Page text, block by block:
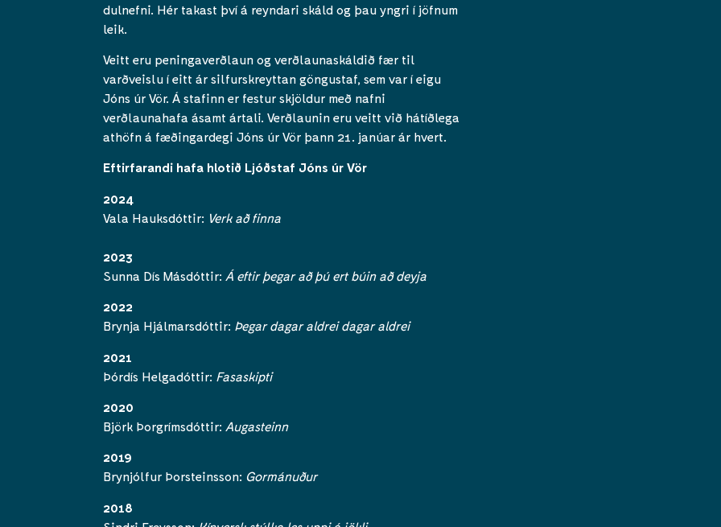
dulnefni. Hér takast því á reyndari skáld og þau yngri í jöfnum
leik.
Veitt eru peningaverðlaun og verðlaunaskáldið fær til
varðveislu í eitt ár silfurskreyttan göngustaf, sem var í eigu
Jóns úr Vör. Á stafinn er festur skjöldur með nafni
verðlaunahafa ásamt ártali. Verðlaunin eru veitt við hátíðlega
athöfn á fæðingardegi Jóns úr Vör þann 21. janúar ár hvert.
Eftirfarandi hafa hlotið Ljóðstaf Jóns úr Vör
2024
Vala Hauksdóttir: Verk að finna
2023
Sunna Dís Másdóttir: Á eftir þegar að þú ert búin að deyja
2022
Brynja Hjálmarsdóttir: Þegar dagar aldrei dagar aldrei
2021
Þórdís Helgadóttir: Fasaskipti
2020
Björk Þorgrímsdóttir: Augasteinn
2019
Brynjólfur Þorsteinsson: Gormánuður
2018